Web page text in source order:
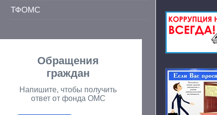
ТФОМС
Обращения
граждан
Напишите, чтобы получить
ответ от фонда ОМС